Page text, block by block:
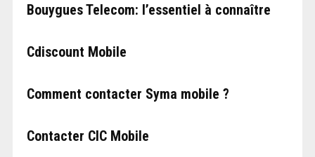
Bouygues Telecom: l’essentiel à connaître
Cdiscount Mobile
Comment contacter Syma mobile ?
Contacter CIC Mobile